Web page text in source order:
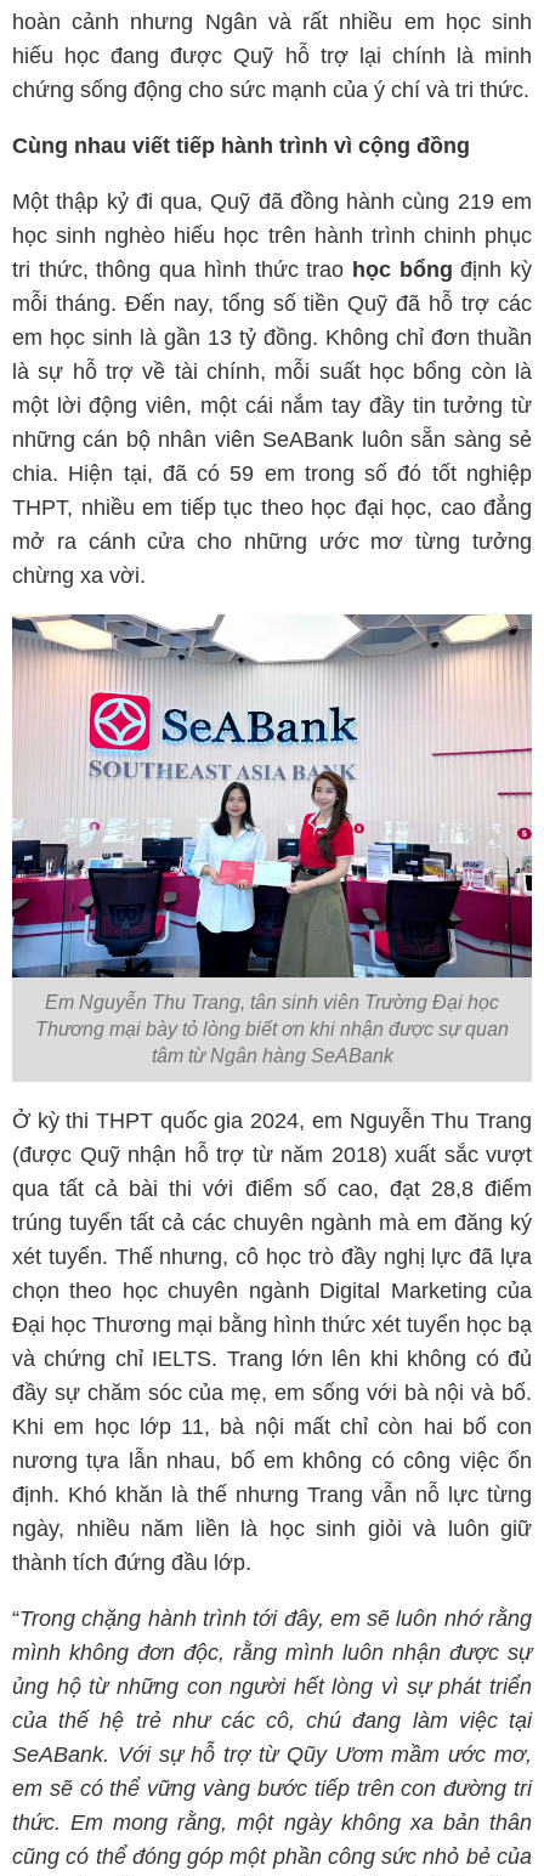
hoàn cảnh nhưng Ngân và rất nhiều em học sinh
hiếu học đang được Quỹ hỗ trợ lại chính là minh
chứng sống động cho sức mạnh của ý chí và tri thức.
Cùng nhau viết tiếp hành trình vì cộng đồng
Một thập kỷ đi qua, Quỹ đã đồng hành cùng 219 em
học sinh nghèo hiếu học trên hành trình chinh phục
tri thức, thông qua hình thức trao học bổng định kỳ
mỗi tháng. Đến nay, tổng số tiền Quỹ đã hỗ trợ các
em học sinh là gần 13 tỷ đồng. Không chỉ đơn thuần
là sự hỗ trợ về tài chính, mỗi suất học bổng còn là
một lời động viên, một cái nắm tay đầy tin tưởng từ
những cán bộ nhân viên SeABank luôn sẵn sàng sẻ
chia. Hiện tại, đã có 59 em trong số đó tốt nghiệp
THPT, nhiều em tiếp tục theo học đại học, cao đẳng
mở ra cánh cửa cho những ước mơ từng tưởng
chừng xa vời.
Em Nguyễn Thu Trang, tân sinh viên Trường Đại học
Thương mại bày tỏ lòng biết ơn khi nhận được sự quan
tâm từ Ngân hàng SeABank
Ở kỳ thi THPT quốc gia 2024, em Nguyễn Thu Trang
(được Quỹ nhận hỗ trợ từ năm 2018) xuất sắc vượt
qua tất cả bài thi với điểm số cao, đạt 28,8 điểm
trúng tuyển tất cả các chuyên ngành mà em đăng ký
xét tuyển. Thế nhưng, cô học trò đầy nghị lực đã lựa
chọn theo học chuyên ngành Digital Marketing của
Đại học Thương mại bằng hình thức xét tuyển học bạ
và chứng chỉ IELTS. Trang lớn lên khi không có đủ
đầy sự chăm sóc của mẹ, em sống với bà nội và bố.
Khi em học lớp 11, bà nội mất chỉ còn hai bố con
nương tựa lẫn nhau, bố em không có công việc ổn
định. Khó khăn là thế nhưng Trang vẫn nỗ lực từng
ngày, nhiều năm liền là học sinh giỏi và luôn giữ
thành tích đứng đầu lớp.
“Trong chặng hành trình tới đây, em sẽ luôn nhớ rằng
mình không đơn độc, rằng mình luôn nhận được sự
ủng hộ từ những con người hết lòng vì sự phát triển
của thế hệ trẻ như các cô, chú đang làm việc tại
SeABank. Với sự hỗ trợ từ Qũy Ươm mầm ước mơ,
em sẽ có thể vững vàng bước tiếp trên con đường tri
thức. Em mong rằng, một ngày không xa bản thân
cũng có thể đóng góp một phần công sức nhỏ bẻ của